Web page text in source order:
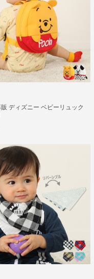
ディズニー ベビーリュック